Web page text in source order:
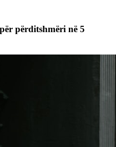
përditshmëri në 5